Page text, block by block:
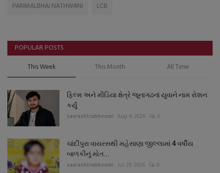
PARIMALBHAI NATHWANI
LCB
POPULAR POSTS
This Week This Month All Time
ફિલ્મ અને મીડિયા ક્ષેત્રે જૂનાગઢનાં યુવાને નામ રોશન
કર્યું
saurashtrabhoomi Aug 4, 2026 0
ચાંદીપુરા વાયરસથી મહેસાણા જીલ્લામાં 4 વર્ષીય
બાળકીનું મોત...
saurashtrabhoomi Jul 29, 2026 0